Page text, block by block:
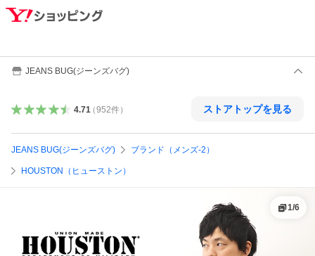
JEANS BUG(ジーンズバグ)
4.71（952件） ストアトップを見る
JEANS BUG(ジーンズバグ) ブランド（メンズ-2）
HOUSTON（ヒューストン）
1/6